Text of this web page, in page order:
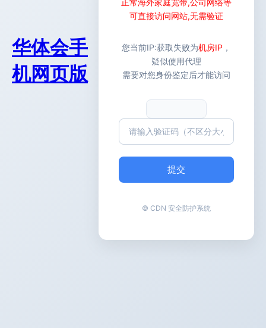
华体会手
机网页版
正常海外家庭宽带,公司网络等
可直接访问网站,无需验证
您当前IP:获取失败为机房IP ，
疑似使用代理
需要对您身份鉴定后才能访问
提交
© CDN 安全防护系统